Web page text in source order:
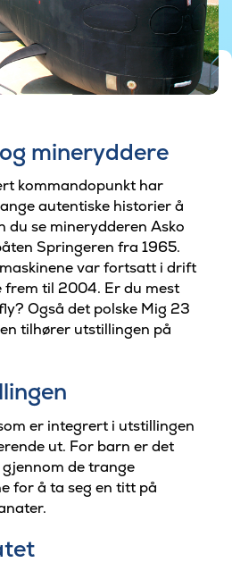
mineryddere
kommandopunkt har
autentiske historier å
du se minerydderen Asko
Springeren fra 1965.
var fortsatt i drift
frem til 2004. Er du mest
Også det polske Mig 23
tilhører utstillingen på
er integrert i utstillingen
ut. For barn er det
de trange
for å ta seg en titt på